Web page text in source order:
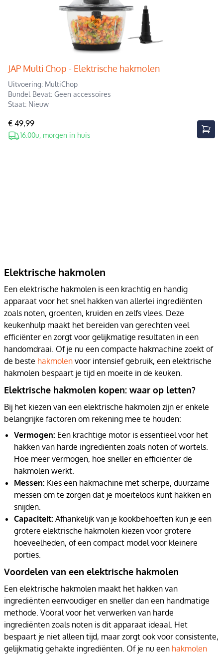
JAP Multi Chop - Elektrische hakmolen
Uitvoering: MultiChop
Bundel Bevat: Geen accessoires
Staat: Nieuw
€ 49,99
16.00u, morgen in huis
Elektrische hakmolen
Een elektrische hakmolen is een krachtig en handig
apparaat voor het snel hakken van allerlei ingrediënten
zoals noten, groenten, kruiden en zelfs vlees. Deze
keukenhulp maakt het bereiden van gerechten veel
efficiënter en zorgt voor gelijkmatige resultaten in een
handomdraai. Of je nu een compacte hakmachine zoekt of
de beste hakmolen voor intensief gebruik, een elektrische
hakmolen bespaart je tijd en moeite in de keuken.
Elektrische hakmolen kopen: waar op letten?
Bij het kiezen van een elektrische hakmolen zijn er enkele
belangrijke factoren om rekening mee te houden:
Vermogen: Een krachtige motor is essentieel voor het
hakken van harde ingrediënten zoals noten of wortels.
Hoe meer vermogen, hoe sneller en efficiënter de
hakmolen werkt.
Messen: Kies een hakmachine met scherpe, duurzame
messen om te zorgen dat je moeiteloos kunt hakken en
snijden.
Capaciteit: Afhankelijk van je kookbehoeften kun je een
grotere elektrische hakmolen kiezen voor grotere
hoeveelheden, of een compact model voor kleinere
porties.
Voordelen van een elektrische hakmolen
Een elektrische hakmolen maakt het hakken van
ingrediënten eenvoudiger en sneller dan een handmatige
methode. Vooral voor het verwerken van harde
ingrediënten zoals noten is dit apparaat ideaal. Het
bespaart je niet alleen tijd, maar zorgt ook voor consistente,
gelijkmatig gehakte ingrediënten. Of je nu een hakmolen